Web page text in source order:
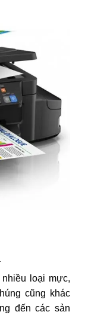
loại mực,
cũng khác
đến các sản